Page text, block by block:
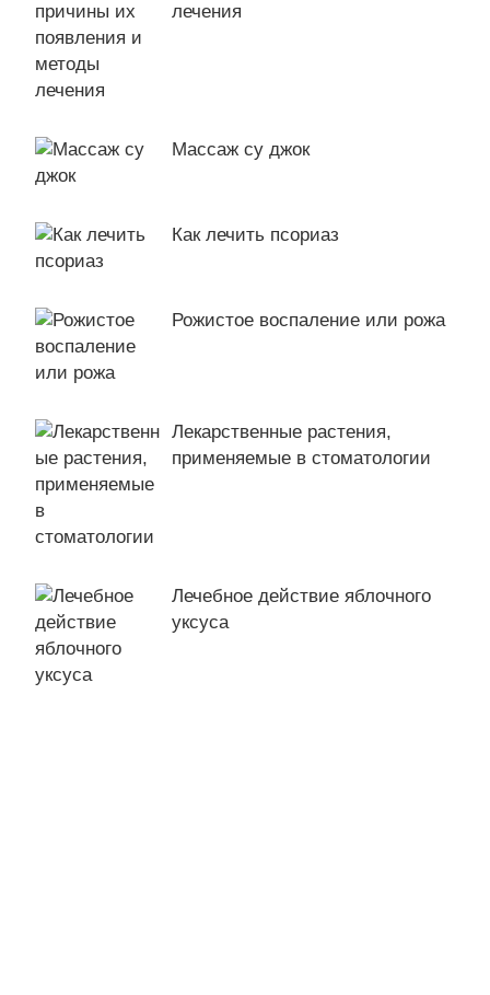
лечения
Массаж су джок
Как лечить псориаз
Рожистое воспаление или рожа
Лекарственные растения,
применяемые в стоматологии
Лечебное действие яблочного
уксуса